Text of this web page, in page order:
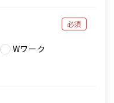
必須
Wワーク